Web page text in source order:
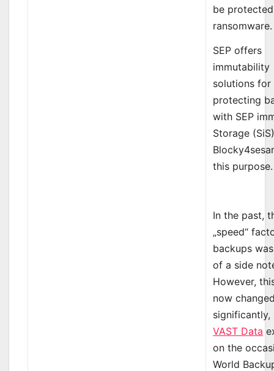
be
ransomware.
SEP offers
immutability
solutions for
protecting
with SEP
Storage
this purpose.
In the past,
„speed“
backups
of a side
However,
now
significantly,
VAST Data
on the
World